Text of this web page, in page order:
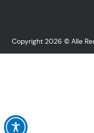
Copyright 2026 © Alle